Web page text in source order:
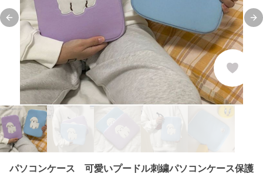
Previous slide
パソコンケース 可愛いプードル刺繍パソコンケース保護